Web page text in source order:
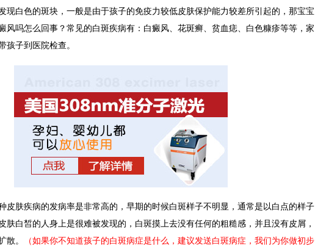
白色的斑块，一般是由于孩子的免疫力较低皮肤保护能力较差所引起的，那宝宝
风吗怎么回事？常见的白斑疾病有：白癜风、花斑癣、贫血痣、白色糠疹等等，家
孩子到医院检查。
肤疾病的发病率是非常高的，早期的时候白斑样子不明显，通常是以白点的样子
肤白皙的人身上是很难被发现的，白斑摸上去没有任何的粗糙感，并且没有皮屑，
散。
（如果你不知道孩子的白斑病症是什么，建议发送白斑病症，我们为你做初步